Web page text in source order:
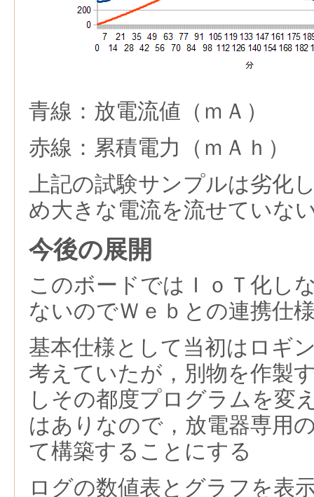
青線：放電流値（ｍＡ）
赤線：累積電力（ｍＡｈ）
上記の試験サンプルは劣化
め大きな電流を流せていな
今後の展開
このボードではＩｏＴ化し
ないのでＷｅｂとの連携仕
基本仕様として当初はロギ
考えていたが，別物を作製
しその都度プログラムを変
はありなので，放電器専用
て構築することにする
ログの数値表とグラフを表